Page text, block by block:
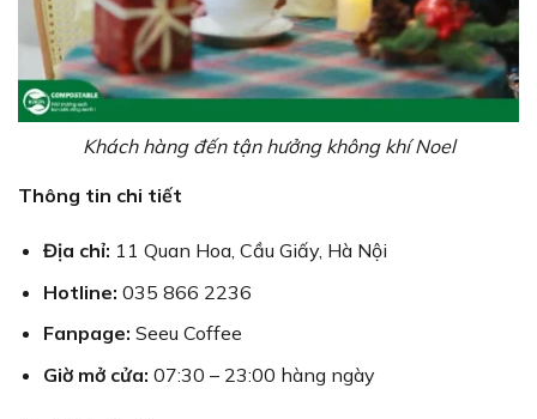
Khách hàng đến tận hưởng không khí Noel
Thông tin chi tiết
Địa chỉ: 11 Quan Hoa, Cầu Giấy, Hà Nội
Hotline: 035 866 2236
Fanpage: Seeu Coffee
Giờ mở cửa: 07:30 – 23:00 hàng ngày